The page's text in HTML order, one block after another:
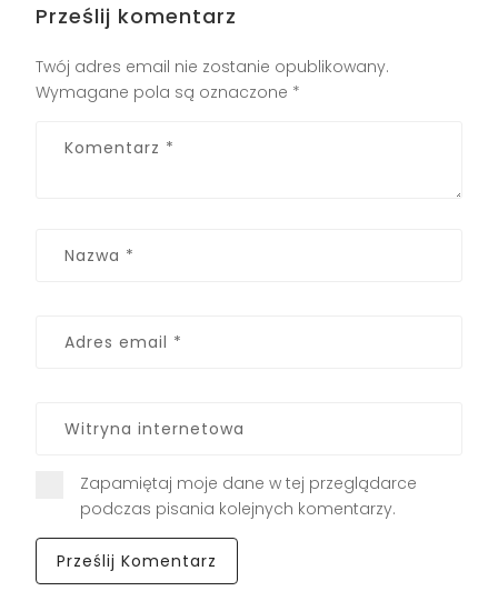
Prześlij komentarz
Twój adres email nie zostanie opublikowany.
Wymagane pola są oznaczone *
Zapamiętaj moje dane w tej przeglądarce
podczas pisania kolejnych komentarzy.